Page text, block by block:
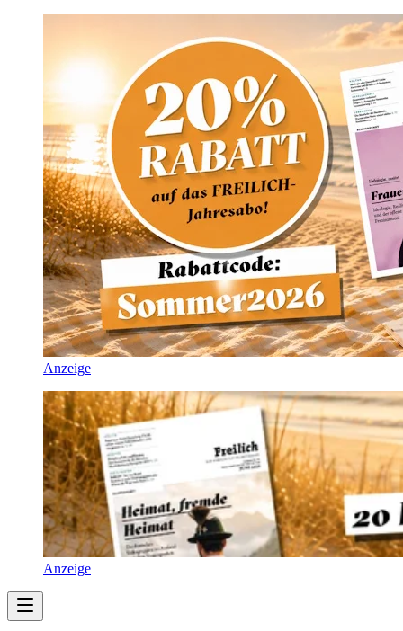
Anzeige
Anzeige